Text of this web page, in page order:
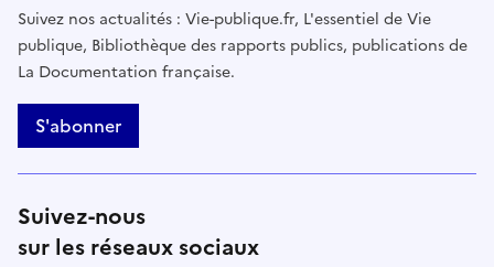
Suivez nos actualités : Vie-publique.fr, L'essentiel de Vie
publique, Bibliothèque des rapports publics, publications de
La Documentation française.
S'abonner
Suivez-nous
sur les réseaux sociaux